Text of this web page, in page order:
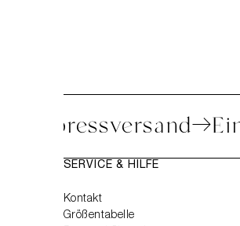
Expressversand
SERVICE & HILFE
Kontakt
Größentabelle